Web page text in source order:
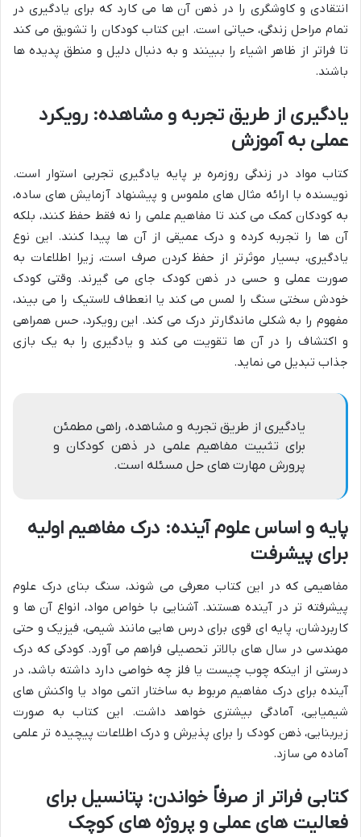
انتقادی و کاوشگری را در ذهن آن ها می کارد که برای یادگیری در
تمام مراحل زندگی، حیاتی است. این کتاب کودکان را تشویق می کند
تا فراتر از ظاهر اشیاء را ببینند و به دنبال دلیل و منطق پدیده ها
باشند.
یادگیری از طریق تجربه و مشاهده: رویکرد
عملی به آموزش
کتاب مواد در زندگی روزمره بر پایه یادگیری تجربی استوار است.
نویسنده با ارائه مثال های ملموس و پیشنهاد آزمایش های ساده،
به کودکان کمک می کند تا مفاهیم علمی را نه فقط حفظ کنند، بلکه
آن ها را تجربه کرده و درک عمیقی از آن ها پیدا کنند. این نوع
یادگیری، بسیار موثرتر از حفظ کردن صرف است، زیرا اطلاعات به
صورت عملی و حسی در ذهن کودک جای می گیرند. وقتی کودک
خودش سختی سنگ را لمس می کند یا انعطاف لاستیک را می بیند،
مفهوم را به شکلی ماندگارتر درک می کند. این رویکرد، حس همراهی
و اکتشاف را در آن ها تقویت می کند و یادگیری را به یک بازی
جذاب تبدیل می نماید.
یادگیری از طریق تجربه و مشاهده، راهی مطمئن
برای تثبیت مفاهیم علمی در ذهن کودکان و
پرورش مهارت های حل مسئله است.
پایه و اساس علوم آینده: درک مفاهیم اولیه
برای پیشرفت
مفاهیمی که در این کتاب معرفی می شوند، سنگ بنای درک علوم
پیشرفته تر در آینده هستند. آشنایی با خواص مواد، انواع آن ها و
کاربردشان، پایه ای قوی برای درس هایی مانند شیمی، فیزیک و حتی
مهندسی در سال های بالاتر تحصیلی فراهم می آورد. کودکی که درک
درستی از اینکه چوب چیست یا فلز چه خواصی دارد داشته باشد، در
آینده برای درک مفاهیم مربوط به ساختار اتمی مواد یا واکنش های
شیمیایی، آمادگی بیشتری خواهد داشت. این کتاب به صورت
زیربنایی، ذهن کودک را برای پذیرش و درک اطلاعات پیچیده تر علمی
آماده می سازد.
کتابی فراتر از صرفاً خواندن: پتانسیل برای
فعالیت های عملی و پروژه های کوچک